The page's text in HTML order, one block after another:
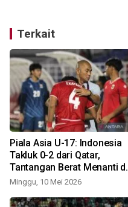
Terkait
Piala Asia U-17: Indonesia
Takluk 0-2 dari Qatar,
Tantangan Berat Menanti di
Laga Pamungkas
Minggu, 10 Mei 2026